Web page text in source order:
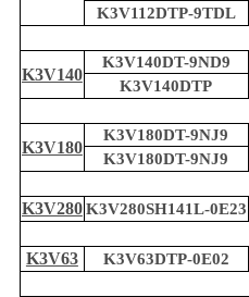
K3V112DTP-9TDL
K3V140
K3V140DT-9ND9
K3V140DTP
K3V180
K3V180DT-9NJ9
K3V180DT-9NJ9
K3V280K3V280SH141L-0E23
K3V63 K3V63DTP-0E02